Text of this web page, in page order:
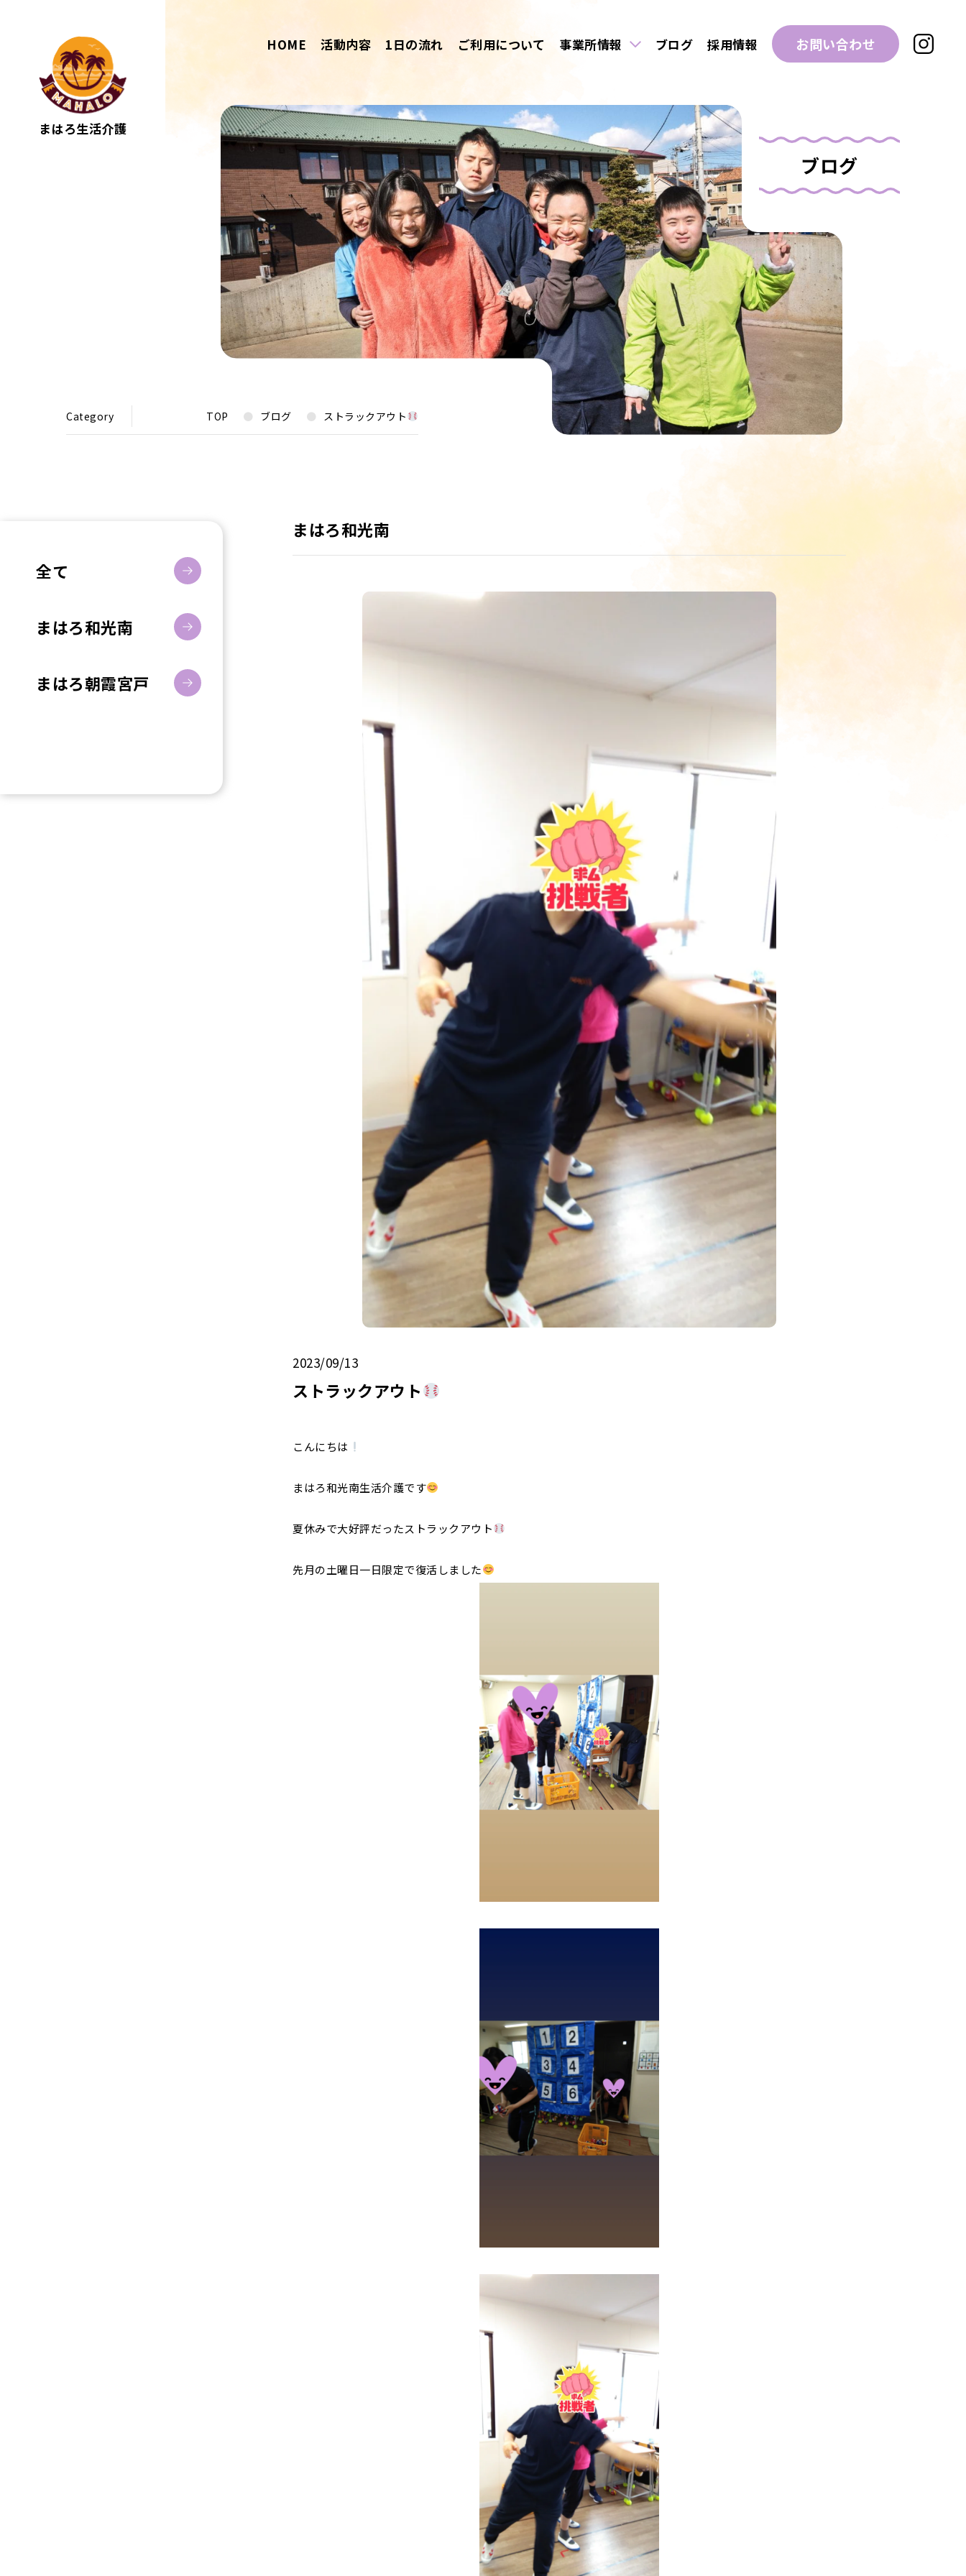
まはろ生活介護
HOME 活動内容 1日の流れ ご利用について 事業所情報 ブログ 採用情報 お問い合わせ
ブログ
Category TOP ブログ ストラックアウト
まはろ和光南
2023/09/13
ストラックアウト
こんにちは
まはろ和光南生活介護です
夏休みで大好評だったストラックアウト
先月の土曜日一日限定で復活しました
全て
まはろ和光南
まはろ朝霞宮戸